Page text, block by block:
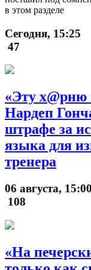
в этом разделе
Сегодня, 15:25
47
«Эту
Нардеп
штрафе за
языка для
тренера
06 августа, 15:00
108
«На